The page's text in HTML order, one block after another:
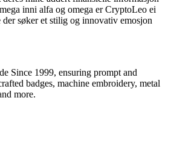
inni alfa og omega er CryptoLeo ei
søker et stilig og innovativ emosjon
Since 1999, ensuring prompt and
badges, machine embroidery, metal
more.